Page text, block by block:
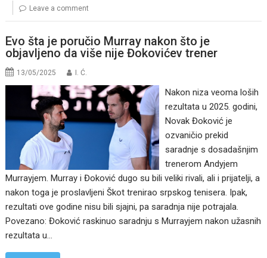
Leave a comment
Evo šta je poručio Murray nakon što je
objavljeno da više nije Đokovićev trener
13/05/2025 I. Ć.
Nakon niza veoma loših
rezultata u 2025. godini,
Novak Đoković je
ozvaničio prekid
saradnje s dosadašnjim
trenerom Andyjem
Murrayjem. Murray i Đoković dugo su bili veliki rivali, ali i prijatelji, a
nakon toga je proslavljeni Škot trenirao srpskog tenisera. Ipak,
rezultati ove godine nisu bili sjajni, pa saradnja nije potrajala.
Povezano: Đoković raskinuo saradnju s Murrayjem nakon užasnih
rezultata u…